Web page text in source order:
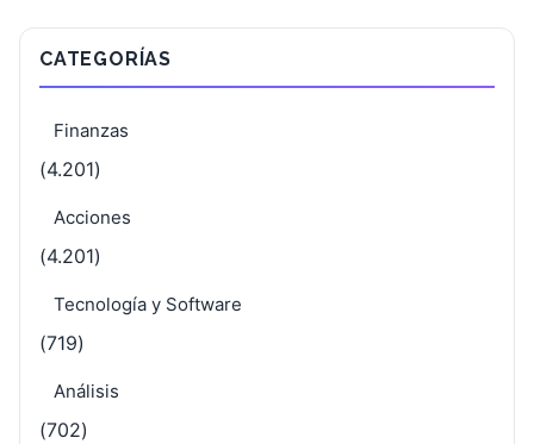
CATEGORÍAS
Finanzas
(4.201)
Acciones
(4.201)
Tecnología y Software
(719)
Análisis
(702)